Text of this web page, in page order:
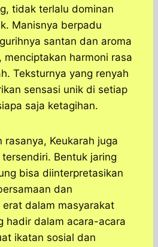
tidak terlalu dominan
Manisnya berpadu
santan dan aroma
menciptakan harmoni rasa
Teksturnya yang renyah
sensasi unik di setiap
saja ketagihan.
Keukarah juga
Bentuk jaring
bisa diinterpretasikan
dan
dalam masyarakat
hadir dalam acara-acara
ikatan sosial dan